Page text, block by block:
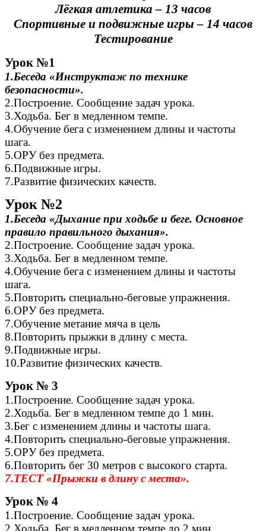
Лёгкая атлетика – 13 часов
Спортивные и подвижные игры – 14 часов
Тестирование
Урок №1
1.Беседа «Инструктаж по технике
безопасности».
2.Построение. Сообщение задач урока.
3.Ходьба. Бег в медленном темпе.
4.Обучение бега с изменением длины и частоты
шага.
5.ОРУ без предмета.
6.Подвижные игры.
7.Развитие физических качеств.
Урок №2
1.Беседа «Дыхание при ходьбе и беге. Основное
правило правильного дыхания».
2.Построение. Сообщение задач урока.
3.Ходьба. Бег в медленном темпе.
4.Обучение бега с изменением длины и частоты
шага.
5.Повторить специально-беговые упражнения.
6.ОРУ без предмета.
7.Обучение метание мяча в цель
8.Повторить прыжки в длину с места.
9.Подвижные игры.
10.Развитие физических качеств.
Урок № 3
1.Построение. Сообщение задач урока.
2.Ходьба. Бег в медленном темпе до 1 мин.
3.Бег с изменением длины и частоты шага.
4.Повторить специально-беговые упражнения.
5.ОРУ без предмета.
6.Повторить бег 30 метров с высокого старта.
7.ТЕСТ «Прыжки в длину с места».
Урок № 4
1.Построение. Сообщение задач урока.
2.Ходьба. Бег в медленном темпе до 2 мин.